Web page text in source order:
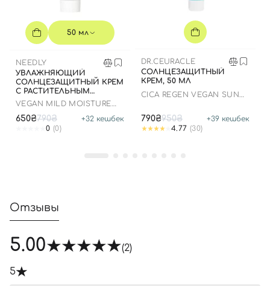
50 мл
NEEDLY
УВЛАЖНЯЮЩИЙ
СОЛНЦЕЗАЩИТНЫЙ КРЕМ
С РАСТИТЕЛЬНЫМ
СКВАЛАНОМ, 50 МЛ
VEGAN MILD MOISTURE
650₴790₴ +32 кешбек
0 (0)
DR.CEURACLE
СОЛНЦЕЗАЩИТНЫЙ
КРЕМ, 50 МЛ
СICA REGEN VEGAN SUN
790₴950₴ +39 кешбек
4.77 (30)
Отзывы
5.00 (2)
5